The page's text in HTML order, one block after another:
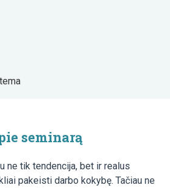
seminarą
ne tik tendencija, bet ir realus
pakeisti darbo kokybę. Tačiau ne